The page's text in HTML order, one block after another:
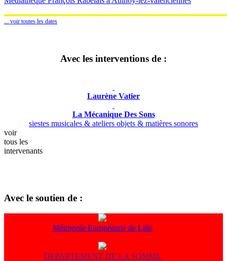
... voir toutes les dates
Avec les interventions de :
Laurène Vatier
La Mécanique Des Sons
siestes musicales & ateliers objets & matières sonores
voir
tous les
intervenants
Avec le soutien de :
Métropole Européenne de Lille
DEPARTEMENT DE LA SOMME